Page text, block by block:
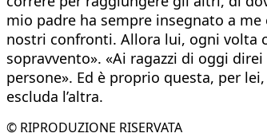
mio padre ha sempre insegnato a
nostri confronti. Allora lui, ogni volta
sopravvento». «Ai ragazzi di oggi
persone». Ed è proprio questa, per
escluda l’altra.
© RIPRODUZIONE RISERVATA